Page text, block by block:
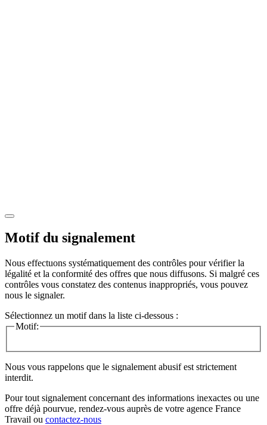
Motif du signalement
Nous effectuons systématiquement des contrôles pour vérifier la
légalité et la conformité des offres que nous diffusons. Si malgré ces
contrôles vous constatez des contenus inappropriés, vous pouvez
nous le signaler.
Sélectionnez un motif dans la liste ci-dessous :
Motif:
Nous vous rappelons que le signalement abusif est strictement
interdit.
Pour tout signalement concernant des informations inexactes ou une
offre déjà pourvue, rendez-vous auprès de votre agence France
Travail ou contactez-nous